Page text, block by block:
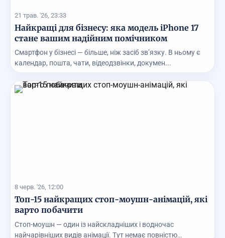
21 трав. '26, 23:33
Найкращі для бізнесу: яка модель iPhone 17
стане вашим надійним помічником
Смартфон у бізнесі — більше, ніж засіб зв’язку. В ньому є
календар, пошта, чати, відеодзвінки, докумен...
8 черв. '26, 12:00
Топ-15 найкращих стоп-моушн-анімацій, які
варто побачити
Стоп-моушн — один із найскладніших і водночас
найчарівніших видів анімації. Тут немає повністю